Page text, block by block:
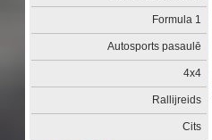
Formula 1
Autosports pasaulē
4x4
Rallijreids
Cits